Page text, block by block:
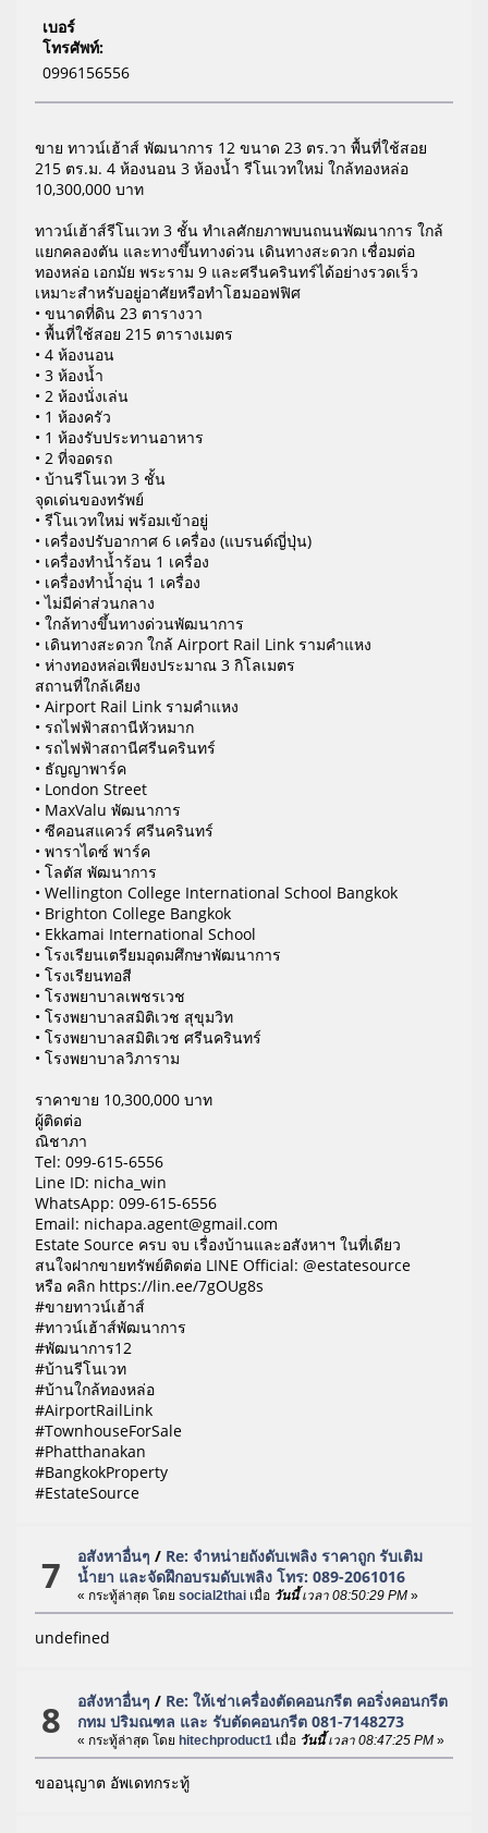
เบอร์
โทรศัพท์:
0996156556
ขาย ทาวน์เฮ้าส์ พัฒนาการ 12 ขนาด 23 ตร.วา พื้นที่ใช้สอย
215 ตร.ม. 4 ห้องนอน 3 ห้องน้ำ รีโนเวทใหม่ ใกล้ทองหล่อ
10,300,000 บาท
ทาวน์เฮ้าส์รีโนเวท 3 ชั้น ทำเลศักยภาพบนถนนพัฒนาการ ใกล้
แยกคลองตัน และทางขึ้นทางด่วน เดินทางสะดวก เชื่อมต่อ
ทองหล่อ เอกมัย พระราม 9 และศรีนครินทร์ได้อย่างรวดเร็ว
เหมาะสำหรับอยู่อาศัยหรือทำโฮมออฟฟิศ
• ขนาดที่ดิน 23 ตารางวา
• พื้นที่ใช้สอย 215 ตารางเมตร
• 4 ห้องนอน
• 3 ห้องน้ำ
• 2 ห้องนั่งเล่น
• 1 ห้องครัว
• 1 ห้องรับประทานอาหาร
• 2 ที่จอดรถ
• บ้านรีโนเวท 3 ชั้น
จุดเด่นของทรัพย์
• รีโนเวทใหม่ พร้อมเข้าอยู่
• เครื่องปรับอากาศ 6 เครื่อง (แบรนด์ญี่ปุ่น)
• เครื่องทำน้ำร้อน 1 เครื่อง
• เครื่องทำน้ำอุ่น 1 เครื่อง
• ไม่มีค่าส่วนกลาง
• ใกล้ทางขึ้นทางด่วนพัฒนาการ
• เดินทางสะดวก ใกล้ Airport Rail Link รามคำแหง
• ห่างทองหล่อเพียงประมาณ 3 กิโลเมตร
สถานที่ใกล้เคียง
• Airport Rail Link รามคำแหง
• รถไฟฟ้าสถานีหัวหมาก
• รถไฟฟ้าสถานีศรีนครินทร์
• ธัญญาพาร์ค
• London Street
• MaxValu พัฒนาการ
• ซีคอนสแควร์ ศรีนครินทร์
• พาราไดซ์ พาร์ค
• โลตัส พัฒนาการ
• Wellington College International School Bangkok
• Brighton College Bangkok
• Ekkamai International School
• โรงเรียนเตรียมอุดมศึกษาพัฒนาการ
• โรงเรียนทอสี
• โรงพยาบาลเพชรเวช
• โรงพยาบาลสมิติเวช สุขุมวิท
• โรงพยาบาลสมิติเวช ศรีนครินทร์
• โรงพยาบาลวิภาราม
ราคาขาย 10,300,000 บาท
ผู้ติดต่อ
ณิชาภา
Tel: 099-615-6556
Line ID: nicha_win
WhatsApp: 099-615-6556
Email: nichapa.agent@gmail.com
Estate Source ครบ จบ เรื่องบ้านและอสังหาฯ ในที่เดียว
สนใจฝากขายทรัพย์ติดต่อ LINE Official: @estatesource
หรือ คลิก https://lin.ee/7gOUg8s
#ขายทาวน์เฮ้าส์
#ทาวน์เฮ้าส์พัฒนาการ
#พัฒนาการ12
#บ้านรีโนเวท
#บ้านใกล้ทองหล่อ
#AirportRailLink
#TownhouseForSale
#Phatthanakan
#BangkokProperty
#EstateSource
7 อสังหาอื่นๆ / Re: จำหน่ายถังดับเพลิง ราคาถูก รับเติม
น้ำยา และจัดฝึกอบรมดับเพลิง โทร: 089-2061016
« กระทู้ล่าสุด โดยsocial2thai เมื่อ วันนี้เวลา 08:50:29 PM »
undefined
8 อสังหาอื่นๆ / Re: ให้เช่าเครื่องตัดคอนกรีต คอริ่งคอนกรีต
กทม ปริมณฑล และ รับตัดคอนกรีต 081-7148273
« กระทู้ล่าสุด โดย hitechproduct1 เมื่อ วันนี้เวลา 08:47:25 PM »
ขออนุญาต อัพเดทกระทู้